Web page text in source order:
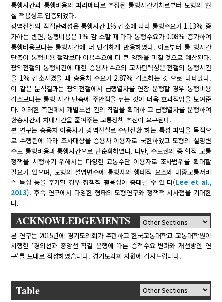
통행시간과 통행비용의 파라메타로 추정된 통행시간가치로부터 모형의 현
실 적용성도 입증되었다.
광역전철의 직접탄력성은 통행시간 1% 감소에 따라 통행수요가 1.13% 증
가하는 반면, 통행비용은 1% 감 소할 때 마다 통행수요가 0.08% 증가하여
통행비용보다는 통행시간에 더 민감하게 반응하였다. 이로부터 통 행시간
단축이 통행비용 절감보다 이용수요에 더 큰 영향을 미칠 것으로 예상된다.
광역전철의 통행시간에 대한 승용차 수요의 교차탄력성은 전철의 통행시간
을 1% 감소시켰을 때 승용차 수요가 2.87% 감소하는 것 으로 나타났다.
이 같은 분석결과는 광역전철에서 급행열차를 연장 운행할 경우 통행비용
감소보다는 통행 시간 단축에 주안점을 두는 것이 더욱 효과적임을 보여준
다. 이러한 측면에서 개별노선 간의 직결을 확대하 고 급행열차를 운행하여
환승시간과 차내시간을 줄여주는 교통정책 추진이 요구된다.
본 연구는 승용차 이용자가 광역전철로 수단전환 하는 특성 파악을 목적으
로 수행됨에 따라 조사대상을 승용차 이용자로 국한하였고 모형의 설명변
수도 통행비용과 통행시간으로 단순화하였다. 다만, 수도권의 종 합적 교통
정책을 시행하기 위해서는 다양한 교통수단 이용자로 조사범위를 확대할
필요가 있으며, 모형의 설명변수에 통행자의 행태적 요소와 대중교통서비
스 특성 등을 추가할 경우 정책적 활용성이 증대될 수 있 다(Lee et al.,
2013). 후속 연구에서 다양한 형태의 모형연구와 정책적 시사점을 기대한
다.
ACKNOWLEDGEMENTS
본 연구는 2015년에 경기도의회가 주관하고 한국교통대학교 교통대학원이
시행한 ‘경의선과 중앙선 직결 운행에 따른 승객수요 변화와 개선방안 연
구’를 토대로 작성하였습니다. 경기도의회 지원에 감사드립니다.
Table